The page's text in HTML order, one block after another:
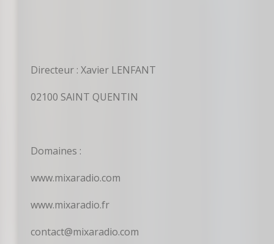
Directeur : Xavier LENFANT
02100 SAINT QUENTIN
Domaines :
www.mixaradio.com
www.mixaradio.fr
contact@mixaradio.com